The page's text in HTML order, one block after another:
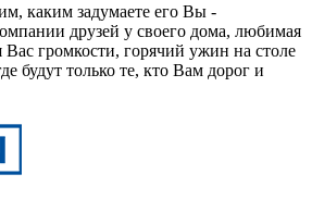
каким задумаете его Вы -
друзей у своего дома, любимая
громкости, горячий ужин на столе
будут только те, кто Вам дорог и